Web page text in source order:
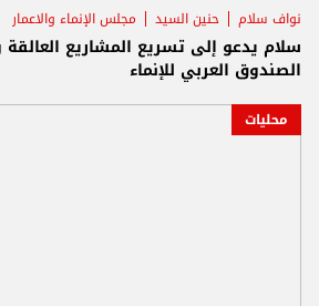
نواف سلام حنين السيد مجلس الإنماء والاعمار
سلام يدعو إلى تسريع المشاريع العالقة
الصندوق العربي للإنماء
محليات